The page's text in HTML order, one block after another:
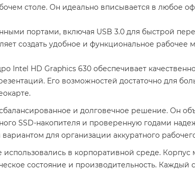
столе. Он идеально вписывается в любое
портами, включая USB 3.0 для быстрой
создать удобное и функциональное рабочее
Intel HD Graphics 630 обеспечивает
Его возможностей достаточно для
и долговечное решение. Он
SSD-накопителя и проверенную годами
для организации аккуратного
в корпоративной среде. Корпус
состояние и производительность. Каждый